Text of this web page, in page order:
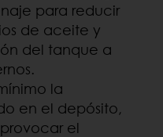
para reducir
de aceite y
del tanque a
la
en el depósito,
el